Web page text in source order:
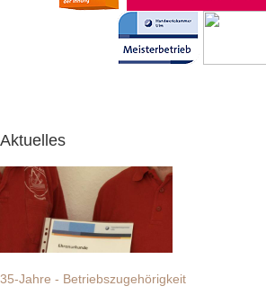
Aktuelles
35-Jahre - Betriebszugehörigkeit